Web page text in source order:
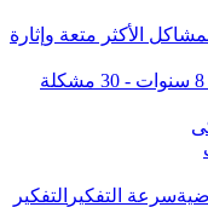
5 سنوات هي المشاكل الأكثر متعة وإثارة
ألغاز الشتاء للأطفال من عمر 7 إلى 8 سنوات - 30 مشكلة
سرعة التفكير التفكير